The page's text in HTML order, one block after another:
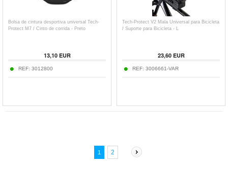
Bolsa de cintura desportiva universal Tech-
Protect M7 / Cinto de corrida - Preto
13,10EUR
REF: 3012800
Tech-Protect V2 Mala Universal para Bicicleta
/ Suporte para Bicicleta - L
23,60EUR
REF: 3006661-VAR
1 2